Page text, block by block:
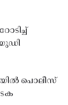
പൊലീസ്